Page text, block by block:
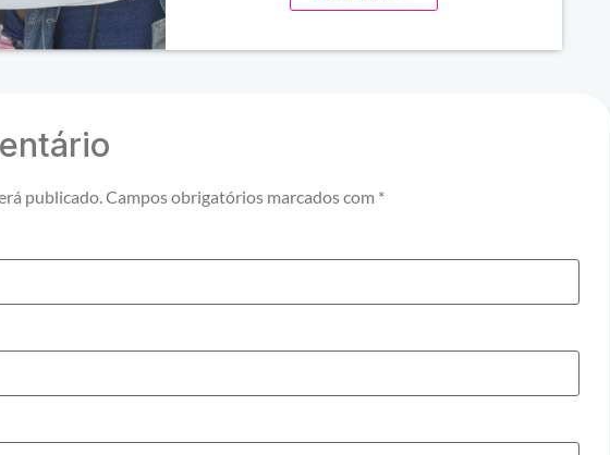
publicado.Campos obrigatórios marcados com *